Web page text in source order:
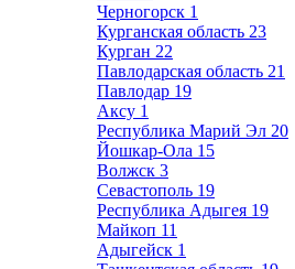
Черногорск 1
Курганская область 23
Курган 22
Павлодарская область 21
Павлодар 19
Аксу 1
Республика Марий Эл 20
Йошкар-Ола 15
Волжск 3
Севастополь 19
Республика Адыгея 19
Майкоп 11
Адыгейск 1